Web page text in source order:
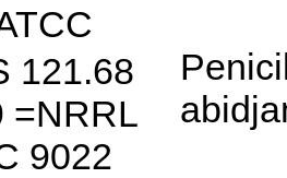
121.68
=NRRL
9022